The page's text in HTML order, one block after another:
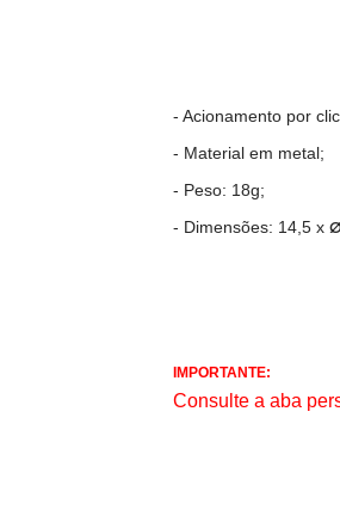
- Acionamento por
- Material em metal;
- Peso: 18g;
- Dimensões: 14,5 xø
IMPORTANTE:
Consulte a aba